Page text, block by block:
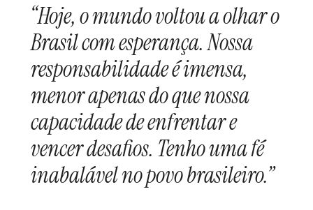
“Hoje, o mundo voltou a olhar o
Brasil com esperança. Nossa
responsabilidade é imensa,
menor apenas do que nossa
capacidade de enfrentar e
vencer desafios. Tenho uma fé
inabalável no povo brasileiro.”